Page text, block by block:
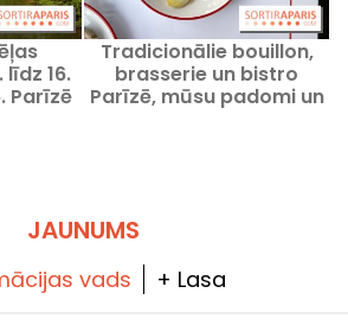
16.
Parīzē
Tradicionālie bouillon,
brasserie un bistro
Parīzē, mūsu padomi un
JAUNUMS
vads + Lasa